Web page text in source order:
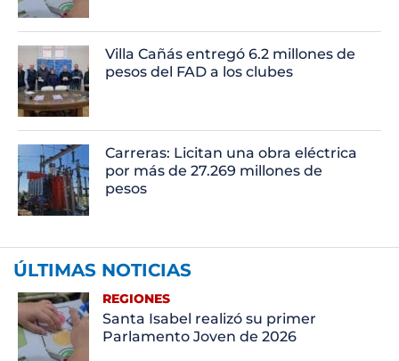
Villa Cañás entregó 6.2 millones de
pesos del FAD a los clubes
Carreras: Licitan una obra eléctrica
por más de 27.269 millones de
pesos
ÚLTIMAS NOTICIAS
REGIONES
Santa Isabel realizó su primer
Parlamento Joven de 2026